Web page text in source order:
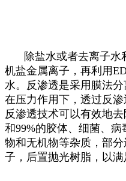
除盐水或者去离子水
机盐金属离子，再利用
水。反渗透是采用膜法
在压力作用下，透过反
反渗透技术可以有效地
和99%的胶体、细菌、
物和无机物等杂质，部
子，后置抛光树脂，以满